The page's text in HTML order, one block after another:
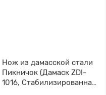
Нож из дамасской стали
Пикничок (Дамаск ZDI-
1016, Стабилизированная